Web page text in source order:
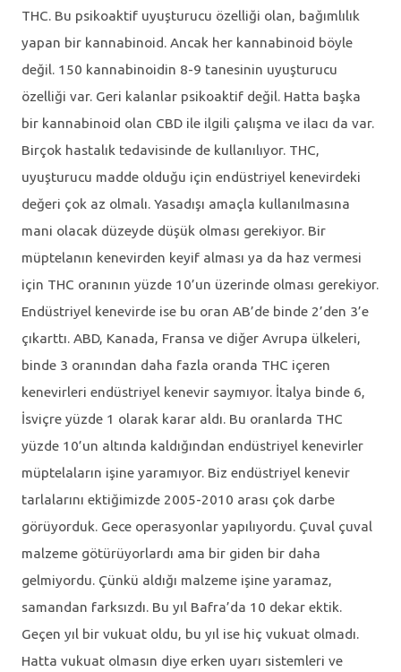
THC. Bu psikoaktif uyuşturucu özelliği olan, bağımlılık
yapan bir kannabinoid. Ancak her kannabinoid böyle
değil. 150 kannabinoidin 8-9 tanesinin uyuşturucu
özelliği var. Geri kalanlar psikoaktif değil. Hatta başka
bir kannabinoid olan CBD ile ilgili çalışma ve ilacı da var.
Birçok hastalık tedavisinde de kullanılıyor. THC,
uyuşturucu madde olduğu için endüstriyel kenevirdeki
değeri çok az olmalı. Yasadışı amaçla kullanılmasına
mani olacak düzeyde düşük olması gerekiyor. Bir
müptelanın kenevirden keyif alması ya da haz vermesi
için THC oranının yüzde 10’un üzerinde olması gerekiyor.
Endüstriyel kenevirde ise bu oran AB’de binde 2’den 3’e
çıkarttı. ABD, Kanada, Fransa ve diğer Avrupa ülkeleri,
binde 3 oranından daha fazla oranda THC içeren
kenevirleri endüstriyel kenevir saymıyor. İtalya binde 6,
İsviçre yüzde 1 olarak karar aldı. Bu oranlarda THC
yüzde 10’un altında kaldığından endüstriyel kenevirler
müptelaların işine yaramıyor. Biz endüstriyel kenevir
tarlalarını ektiğimizde 2005-2010 arası çok darbe
görüyorduk. Gece operasyonlar yapılıyordu. Çuval çuval
malzeme götürüyorlardı ama bir giden bir daha
gelmiyordu. Çünkü aldığı malzeme işine yaramaz,
samandan farksızdı. Bu yıl Bafra’da 10 dekar ektik.
Geçen yıl bir vukuat oldu, bu yıl ise hiç vukuat olmadı.
Hatta vukuat olmasın diye erken uyarı sistemleri ve